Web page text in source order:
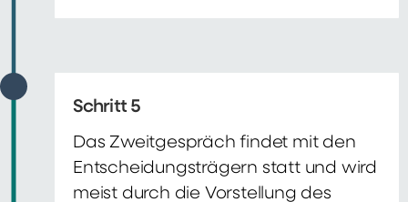
Schritt 5
Das Zweitgespräch findet mit den
Entscheidungsträgern statt und wird
meist durch die Vorstellung des